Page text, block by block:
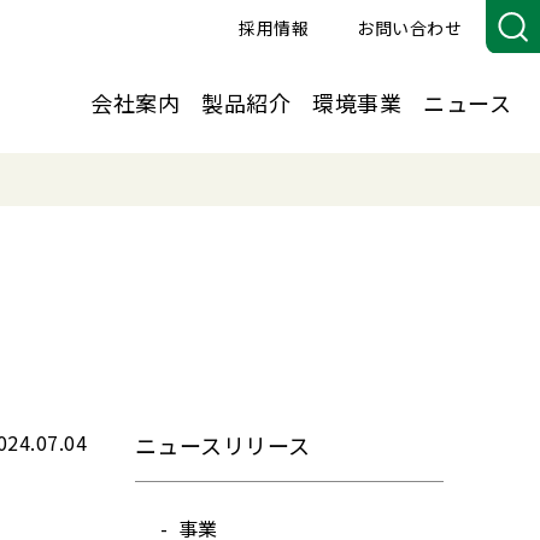
採用情報 お問い合わせ
会社案内 製品紹介 環境事業 ニュース
ニュースリリース
事業